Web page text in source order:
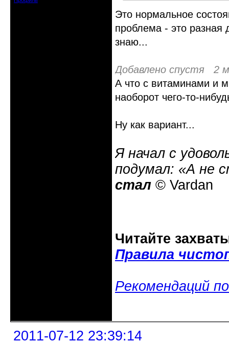
Это нормальное
проблема - это разная
знаю...
Добавлено спустя 2
А что с витаминами и
наоборот чего-то-
Ну как вариант...
Я начал с
подумал: «А не
стал © Vardan
Читайте
Правила
Рекомендаций
2011-07-12 23:39:14